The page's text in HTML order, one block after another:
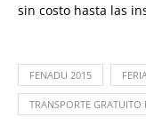
sin costo hasta las
FENADU 2015
TRANSPORTE GRATUITO